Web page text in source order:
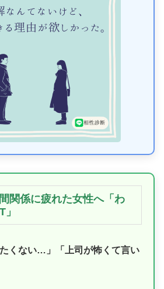
関係に疲れた女性へ「わ
たくない…」「上司が怖くて言い